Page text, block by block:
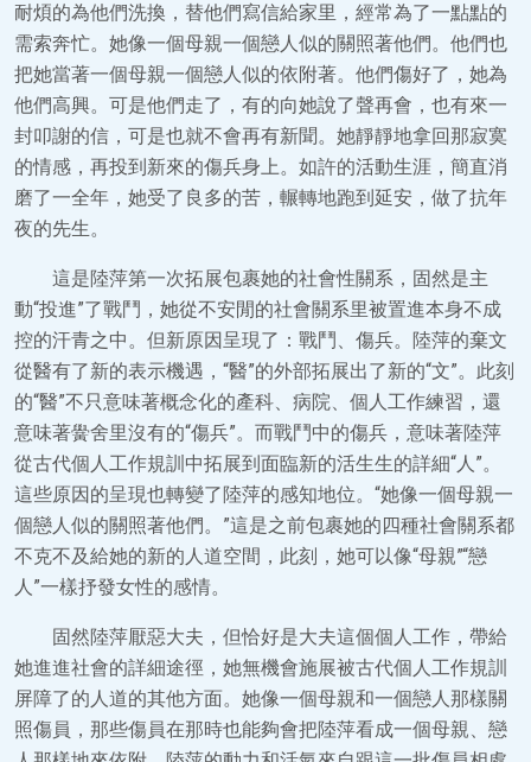
耐煩的為他們洗換，替他們寫信給家里，經常為了一點點的
需索奔忙。她像一個母親一個戀人似的關照著他們。他們也
把她當著一個母親一個戀人似的依附著。他們傷好了，她為
他們高興。可是他們走了，有的向她說了聲再會，也有來一
封叩謝的信，可是也就不會再有新聞。她靜靜地拿回那寂寞
的情感，再投到新來的傷兵身上。如許的活動生涯，簡直消
磨了一全年，她受了良多的苦，輾轉地跑到延安，做了抗年
夜的先生。
這是陸萍第一次拓展包裹她的社會性關系，固然是主
動“投進”了戰鬥，她從不安閒的社會關系里被置進本身不成
控的汗青之中。但新原因呈現了：戰鬥、傷兵。陸萍的棄文
從醫有了新的表示機遇，“醫”的外部拓展出了新的“文”。此刻
的“醫”不只意味著概念化的產科、病院、個人工作練習，還
意味著黌舍里沒有的“傷兵”。而戰鬥中的傷兵，意味著陸萍
從古代個人工作規訓中拓展到面臨新的活生生的詳細“人”。
這些原因的呈現也轉變了陸萍的感知地位。“她像一個母親一
個戀人似的關照著他們。”這是之前包裹她的四種社會關系都
不克不及給她的新的人道空間，此刻，她可以像“母親”“戀
人”一樣抒發女性的感情。
固然陸萍厭惡大夫，但恰好是大夫這個個人工作，帶給
她進進社會的詳細途徑，她無機會施展被古代個人工作規訓
屏障了的人道的其他方面。她像一個母親和一個戀人那樣關
照傷員，那些傷員在那時也能夠會把陸萍看成一個母親、戀